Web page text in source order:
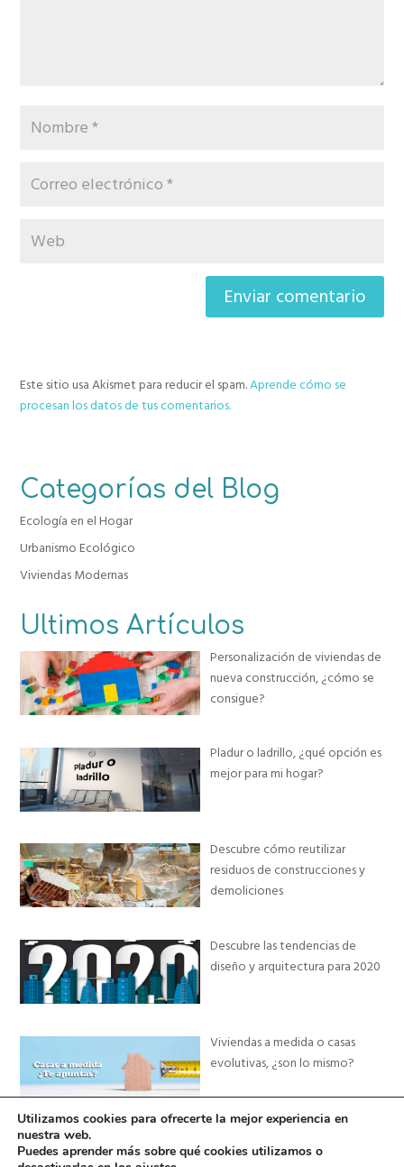
Este sitio usa Akismet para reducir el spam.Aprende cómo se
procesan los datos de tus comentarios.
Categorías del Blog
Ecología en el Hogar
Urbanismo Ecológico
Viviendas Modernas
Ultimos Artículos
Personalización de viviendas de
nueva construcción, ¿cómo se
consigue?
Pladur o ladrillo, ¿qué opción es
mejor para mi hogar?
Descubre cómo reutilizar
residuos de construcciones y
demoliciones
Descubre las tendencias de
diseño y arquitectura para 2020
Viviendas a medida o casas
evolutivas, ¿son lo mismo?
Utilizamos cookies para ofrecerte la mejor experiencia en
nuestra web.
Puedes aprender más sobre qué cookies utilizamos o